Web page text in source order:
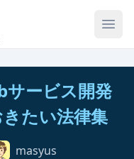
ービス開発
たい法律集
masyus